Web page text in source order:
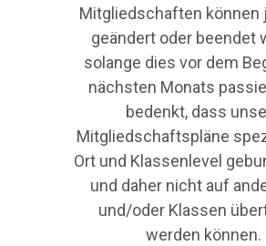
Mitgliedschaften können
geändert oder beendet
solange dies vor dem
nächsten Monats
bedenkt, dass
Mitgliedschaftspläne
Ort und Klassenlevel
und daher nicht auf
und/oder Klassen
werden können.